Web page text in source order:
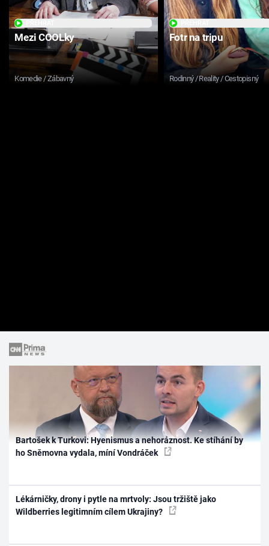
Mezi COOLky
Komedie / Zábavný
Fotr na tripu
Rodinný / Reality / Cestopisný
Bartošek k Turkovi: Hyenismus a nehoráznost. Ke stíhání by
ho Sněmovna vydala, míní Vondráček
Lékárničky, drony i pytle na mrtvoly: Jsou tržiště jako
Wildberries legitimním cílem Ukrajiny?